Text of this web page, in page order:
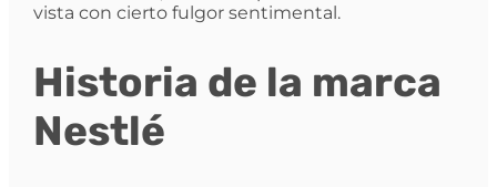
vista con cierto fulgor sentimental.
Historia de la marca
Nestlé